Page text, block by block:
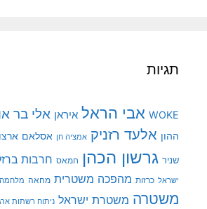
תגיות
WOKE אבי הראל איראן אלי בר
ההון אלעד רזניק אמציה חן אסלאם
שניר גרשון הכהן חמאס חרבות
ישראל כרזות מהפכה משטרית מחאה מלחמה
משטרה משטרת ישראל ניתוח רשתות